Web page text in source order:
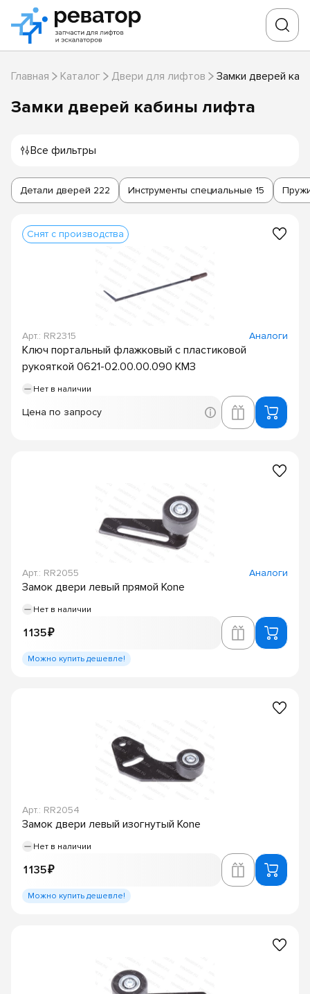
Главная Каталог Двери для лифтов Замки дверей
Замки дверей кабины лифта
Все фильтры
Детали дверей 222 Инструменты специальные 15
Снят с производства
Арт.: RR2315 Аналоги
Ключ портальный флажковый с пластиковой
рукояткой 0621-02.00.00.090 КМЗ
Нет в наличии
Цена по запросу
Арт.: RR2055 Аналоги
Замок двери левый прямой Kone
Нет в наличии
1 135 ₽
Можно купить дешевле!
Арт.: RR2054
Замок двери левый изогнутый Kone
Нет в наличии
1 135 ₽
Можно купить дешевле!